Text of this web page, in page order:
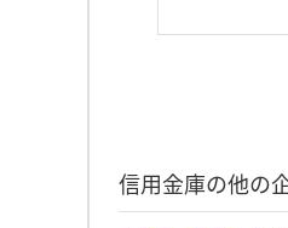
信用金庫の他の